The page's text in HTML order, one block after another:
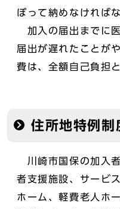
ぼって納めなければ
加入の届出までに
届出が遅れたことが
費は、全額自己負担
住所地特例制
川崎市国保の加入
者支援施設、サービ
ホーム、軽費老人ホ